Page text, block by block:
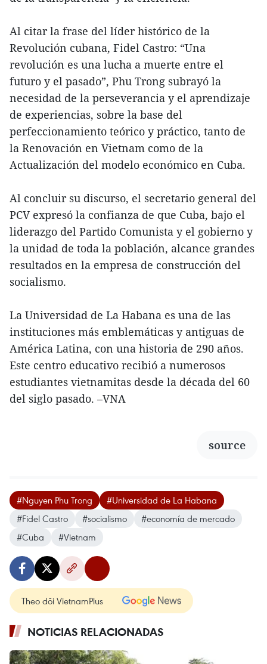
Al citar la frase del líder histórico de la
Revolución cubana, Fidel Castro: “Una
revolución es una lucha a muerte entre el
futuro y el pasado”, Phu Trong subrayó la
necesidad de la perseverancia y el aprendizaje
de experiencias, sobre la base del
perfeccionamiento teórico y práctico, tanto de
la Renovación en Vietnam como de la
Actualización del modelo económico en Cuba.
Al concluir su discurso, el secretario general del
PCV expresó la confianza de que Cuba, bajo el
liderazgo del Partido Comunista y el gobierno y
la unidad de toda la población, alcance grandes
resultados en la empresa de construcción del
socialismo.
La Universidad de La Habana es una de las
instituciones más emblemáticas y antiguas de
América Latina, con una historia de 290 años.
Este centro educativo recibió a numerosos
estudiantes vietnamitas desde la década del 60
del siglo pasado. –VNA
source
#Nguyen Phu Trong
#Universidad de La Habana
#Fidel Castro
#socialismo
#economía de mercado
#Cuba
#Vietnam
Theo dõi VietnamPlus
NOTICIAS RELACIONADAS